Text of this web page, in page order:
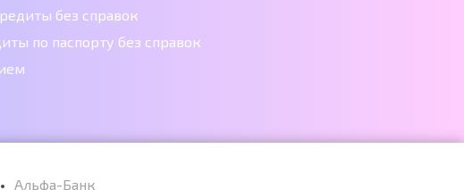
без справок
по паспорту без справок
Альфа-Банк